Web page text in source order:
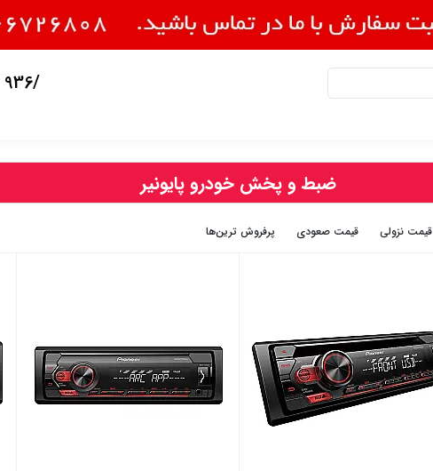
936/
ضبط و پخش خودرو پایونیر
قيمت نزولی قيمت صعودی پرفروش ترین‌ها